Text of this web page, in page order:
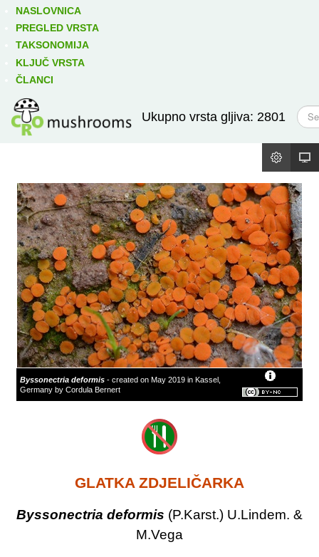
NASLOVNICA
PREGLED VRSTA
TAKSONOMIJA
KLJUČ VRSTA
ČLANCI
Ukupno vrsta gljiva: 2801
T
r
ž
Byssonectria deformis - created on May 2019 in Kassel,
Germany by Cordula Bernert
GLATKA ZDJELIČARKA
Byssonectria deformis (P.Karst.) U.Lindem. &
M.Vega
Izravno podređene niže takse: